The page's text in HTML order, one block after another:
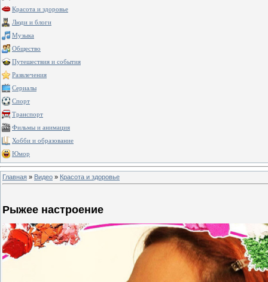
Красота и здоровье
Люди и блоги
Музыка
Общество
Путешествия и события
Развлечения
Сериалы
Спорт
Транспорт
Фильмы и анимация
Хобби и образование
Юмор
Главная » Видео » Красота и здоровье
Рыжее настроение